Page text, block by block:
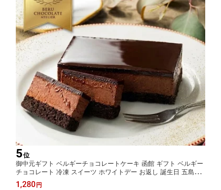
5位
御中元ギフト ベルギーチョコレートケーキ 函館 ギフト ベルギー
チョコレート 冷凍 スイーツ ホワイトデー お返し 誕生日 五島軒
公式
1,280 円